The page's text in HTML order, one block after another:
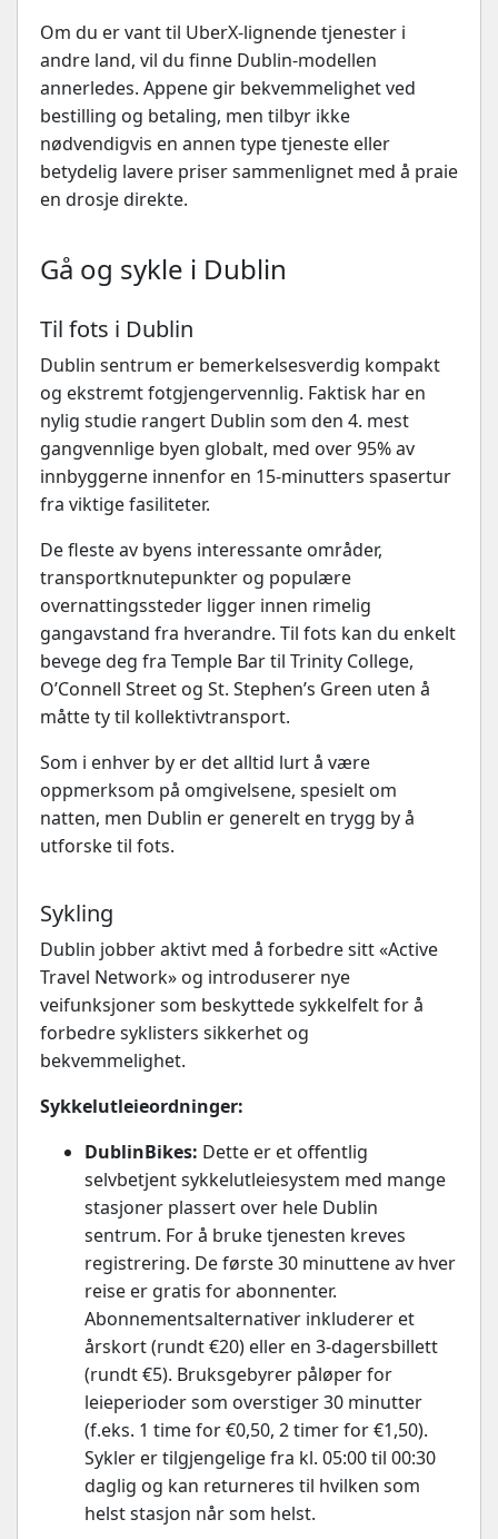
Om du er vant til UberX-lignende tjenester i
andre land, vil du finne Dublin-modellen
annerledes. Appene gir bekvemmelighet ved
bestilling og betaling, men tilbyr ikke
nødvendigvis en annen type tjeneste eller
betydelig lavere priser sammenlignet med å praie
en drosje direkte.
Gå og sykle i Dublin
Til fots i Dublin
Dublin sentrum er bemerkelsesverdig kompakt
og ekstremt fotgjengervennlig. Faktisk har en
nylig studie rangert Dublin som den 4. mest
gangvennlige byen globalt, med over 95% av
innbyggerne innenfor en 15-minutters spasertur
fra viktige fasiliteter.
De fleste av byens interessante områder,
transportknutepunkter og populære
overnattingssteder ligger innen rimelig
gangavstand fra hverandre. Til fots kan du enkelt
bevege deg fra Temple Bar til Trinity College,
O’Connell Street og St. Stephen’s Green uten å
måtte ty til kollektivtransport.
Som i enhver by er det alltid lurt å være
oppmerksom på omgivelsene, spesielt om
natten, men Dublin er generelt en trygg by å
utforske til fots.
Sykling
Dublin jobber aktivt med å forbedre sitt «Active
Travel Network» og introduserer nye
veifunksjoner som beskyttede sykkelfelt for å
forbedre syklisters sikkerhet og
bekvemmelighet.
Sykkelutleieordninger:
DublinBikes: Dette er et offentlig
selvbetjent sykkelutleiesystem med mange
stasjoner plassert over hele Dublin
sentrum. For å bruke tjenesten kreves
registrering. De første 30 minuttene av hver
reise er gratis for abonnenter.
Abonnementsalternativer inkluderer et
årskort (rundt €20) eller en 3-dagersbillett
(rundt €5). Bruksgebyrer påløper for
leieperioder som overstiger 30 minutter
(f.eks. 1 time for €0,50, 2 timer for €1,50).
Sykler er tilgjengelige fra kl. 05:00 til 00:30
daglig og kan returneres til hvilken som
helst stasjon når som helst.